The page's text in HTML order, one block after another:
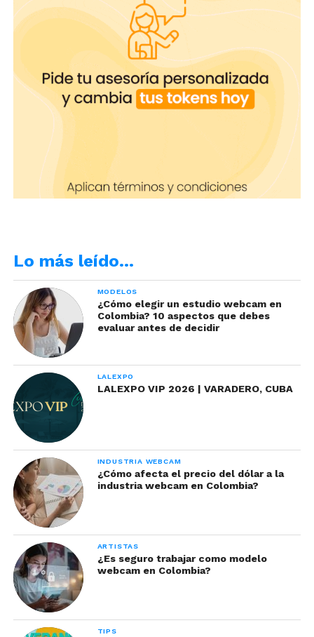
Lo más leído…
MODELOS
¿Cómo elegir un estudio webcam en
Colombia? 10 aspectos que debes
evaluar antes de decidir
LALEXPO
LALEXPO VIP 2026 | VARADERO, CUBA
INDUSTRIA WEBCAM
¿Cómo afecta el precio del dólar a la
industria webcam en Colombia?
ARTISTAS
¿Es seguro trabajar como modelo
webcam en Colombia?
TIPS